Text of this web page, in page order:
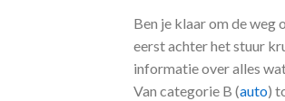
Ben je klaar om de weg
eerst achter het stuur
informatie over alles
Van categorie B (auto)